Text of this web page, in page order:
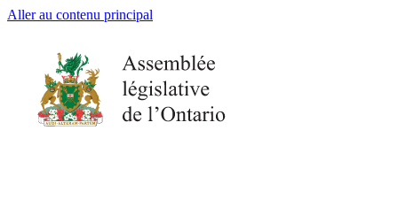
Aller au contenu principal